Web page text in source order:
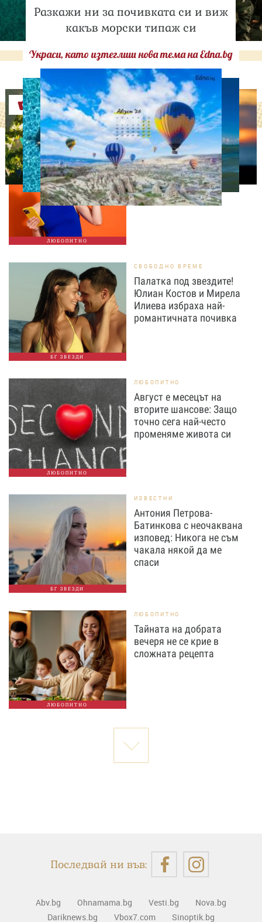
Разкажи ни за почивката си и виж
какъв морски типаж си
Украси, като изтеглиш нова тема на Edna.bg
Оферти
ЛЮБОПИТНО
ЛЮБОПИТНО
ТЕСТ: Какво издава
телефонът ти за теб?
БГ ЗВЕЗДИ
СВОБОДНО ВРЕМЕ
Палатка под звездите!
Юлиан Костов и Мирела
Илиева избраха най-
романтичната почивка
ЛЮБОПИТНО
ЛЮБОПИТНО
Август е месецът на
вторите шансове: Защо
точно сега най-често
променяме живота си
БГ ЗВЕЗДИ
ИЗВЕСТНИ
Антония Петрова-
Батинкова с неочаквана
изповед: Никога не съм
чакала някой да ме
спаси
ЛЮБОПИТНО
ЛЮБОПИТНО
Тайната на добрата
вечеря не се крие в
сложната рецепта
Последвай ни във:
Abv.bg Ohnamama.bg Vesti.bg
Nova.bg
Dariknews.bg
Vbox7.com Sinoptik.bg